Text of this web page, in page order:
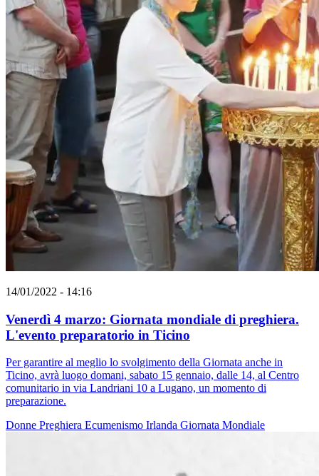
14/01/2022 - 14:16
Venerdì 4 marzo: Giornata mondiale di preghiera.
L'evento preparatorio in Ticino
Per garantire al meglio lo svolgimento della Giornata anche in
Ticino, avrà luogo domani, sabato 15 gennaio, dalle 14, al Centro
comunitario in via Landriani 10 a Lugano, un momento di
preparazione.
Donne Preghiera Ecumenismo Irlanda Giornata Mondiale